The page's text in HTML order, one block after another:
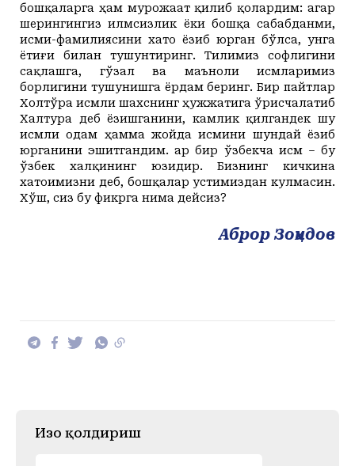
бошқаларга ҳам мурожаат қилиб қолардим: агар
шерингингиз илмсизлик ёки бошқа сабабданми,
исми-фамилиясини хато ёзиб юрган бўлса, унга
ётиғи билан тушунтиринг. Тилимиз софлигини
сақлашга, гўзал ва маъноли исмларимиз
борлигини тушунишга ёрдам беринг. Бир пайтлар
Холтўра исмли шахснинг ҳужжатига ўрисчалатиб
Халтура деб ёзишганини, камлик қилгандек шу
исмли одам ҳамма жойда исмини шундай ёзиб
юрганини эшитгандим. Ҳар бир ўзбекча исм – бу
ўзбек халқининг юзидир. Бизнинг кичкина
хатоимизни деб, бошқалар устимиздан кулмасин.
Хўш, сиз бу фикрга нима дейсиз?
Аброр Зоҳидов
Изоҳ қолдириш